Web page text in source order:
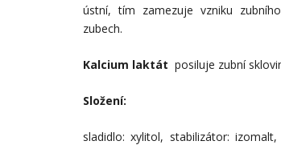
ústní, tím zamezuje vzniku
zubech.
Kalcium laktát posiluje zubní
Složení:
sladidlo: xylitol, stabilizátor: